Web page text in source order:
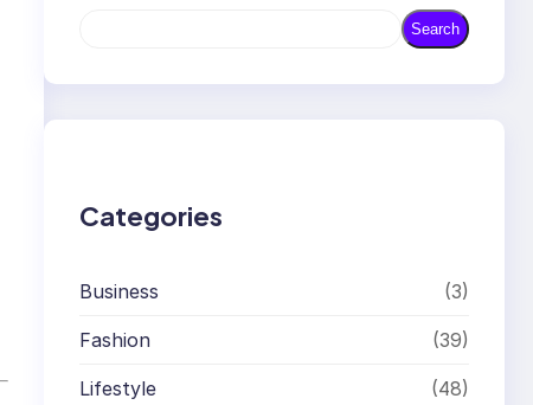
r
Search
Categories
Business (3)
Fashion (39)
Lifestyle (48)